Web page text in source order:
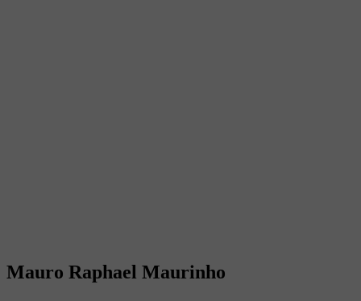
Mauro Raphael Maurinho